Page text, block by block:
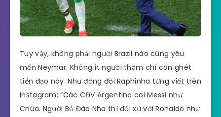
Tuy vậy, không phải người Brazil nào cũng yêu
mến Neymar. Không ít người thậm chí còn ghét
tiền đạo này. Như đồng đội Raphinha từng viết trên
Instagram: “Các CĐV Argentina coi Messi như
Chúa. Người Bồ Đào Nha thì đối xử với Ronaldo như